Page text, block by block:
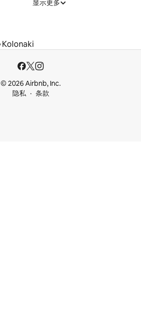
显示更多
Kolonaki
© 2026 Airbnb, Inc.
隐私
条款